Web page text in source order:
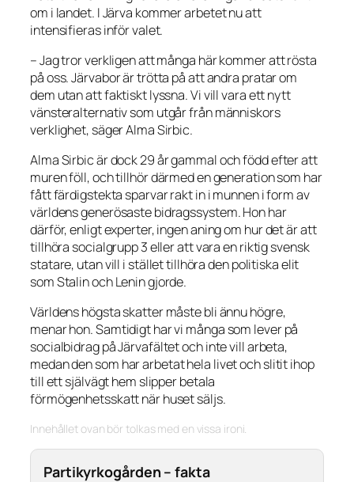
om i landet. I Järva kommer arbetet nu att
intensifieras inför valet.
– Jag tror verkligen att många här kommer att rösta
på oss. Järvabor är trötta på att andra pratar om
dem utan att faktiskt lyssna. Vi vill vara ett nytt
vänsteralternativ som utgår från människors
verklighet, säger Alma Sirbic.
Alma Sirbic är dock 29 år gammal och född efter att
muren föll, och tillhör därmed en generation som har
fått färdigstekta sparvar rakt in i munnen i form av
världens generösaste bidragssystem. Hon har
därför, enligt experter, ingen aning om hur det är att
tillhöra socialgrupp 3 eller att vara en riktig svensk
statare, utan vill i stället tillhöra den politiska elit
som Stalin och Lenin gjorde.
Världens högsta skatter måste bli ännu högre,
menar hon. Samtidigt har vi många som lever på
socialbidrag på Järvafältet och inte vill arbeta,
medan den som har arbetat hela livet och slitit ihop
till ett självägt hem slipper betala
förmögenhetsskatt när huset säljs.
Innehållet ovan bör tolkas med en vissa ironi.
Partikyrkogården – fakta